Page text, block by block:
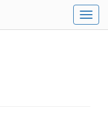
Меню